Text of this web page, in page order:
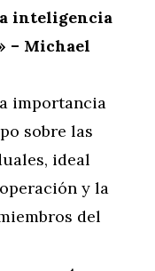
inteligencia
– Michael
importancia
sobre las
ideal
y la
del